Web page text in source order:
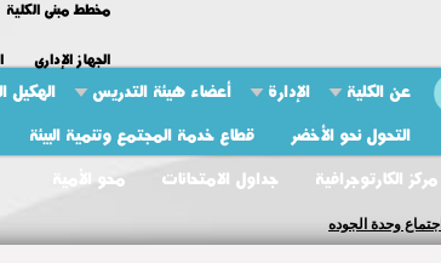
مخطط مبنى الكلية
الجهاز الإدارى
عن الكلية الإدارة أعضاء هيئة التدريس الهكيل
التحول نحو الأخضر
قطاع خدمة المجتمع وتنمية البيئة
مركز الكارتوجرافية
جداول الامتحانات محو الأمية
اجتماع وحدة الجوده